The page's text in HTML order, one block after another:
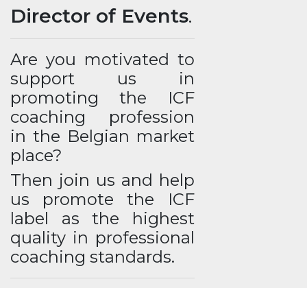
Director of Events.
Are you motivated to
support us in
promoting the ICF
coaching profession
in the Belgian market
place?
Then join us and help
us promote the ICF
label as the highest
quality in professional
coaching standards.